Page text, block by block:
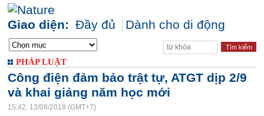
Giao diện: Đầy đủ Dành cho di động
PHÁP LUẬT
Công điện đảm bảo trật tự, ATGT dịp 2/9
và khai giảng năm học mới
15:42, 13/08/2018 (GMT+7)